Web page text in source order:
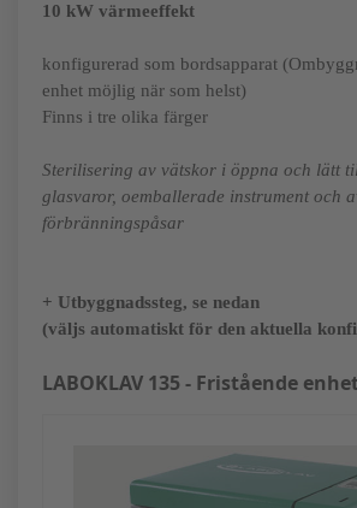
10 kW värmeeffekt
konfigurerad som bordsapparat
enhet möjlig när som helst)
Finns i tre olika färger
Sterilisering av vätskor i öppna och lätt
glasvaror, oemballerade instrument och
förbränningspåsar
+ Utbyggnadssteg, se nedan
(väljs automatiskt för den aktuella
LABOKLAV 135 - Fristående